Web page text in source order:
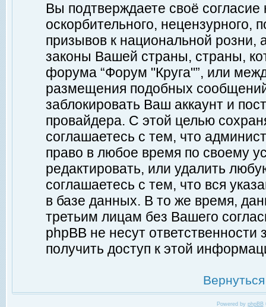
Вы подтверждаете своё
оскорбительного, нецензурного,
призывов к национальной
законы Вашей страны, страны,
форума “Форум "Круга"”, или
размещения подобных
заблокировать Ваш аккаунт и
провайдера. С этой целью
соглашаетесь с тем, что
право в любое время по своему
редактировать, или удалить
соглашаетесь с тем, что вся
в базе данных. В то же время,
третьим лицам без Вашего
phpBB не несут ответственности
получить доступ к этой
Powered by phpBB